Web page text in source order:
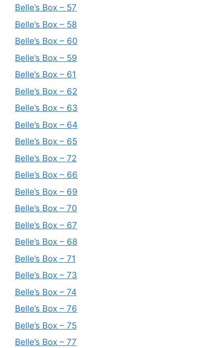
Belle’s Box – 57
Belle’s Box – 58
Belle’s Box – 60
Belle’s Box – 59
Belle’s Box – 61
Belle’s Box – 62
Belle’s Box – 63
Belle’s Box – 64
Belle’s Box – 65
Belle’s Box – 72
Belle’s Box – 66
Belle’s Box – 69
Belle’s Box – 70
Belle’s Box – 67
Belle’s Box – 68
Belle’s Box – 71
Belle’s Box – 73
Belle’s Box – 74
Belle’s Box – 76
Belle’s Box – 75
Belle’s Box – 77